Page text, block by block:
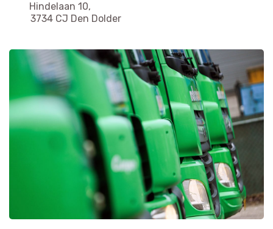
Hindelaan 10,
3734 CJ Den Dolder